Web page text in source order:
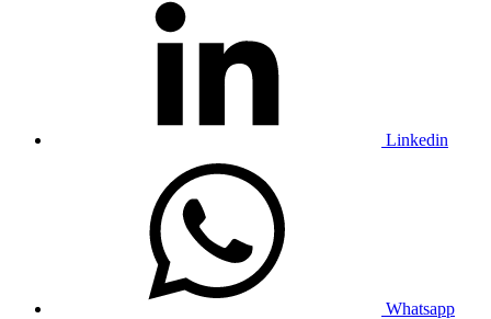
Linkedin
Whatsapp